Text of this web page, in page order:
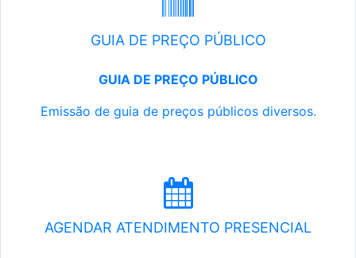
GUIA DE PREÇO PÚBLICO
GUIA DE PREÇO PÚBLICO
Emissão de guia de preços públicos diversos.
AGENDAR ATENDIMENTO PRESENCIAL